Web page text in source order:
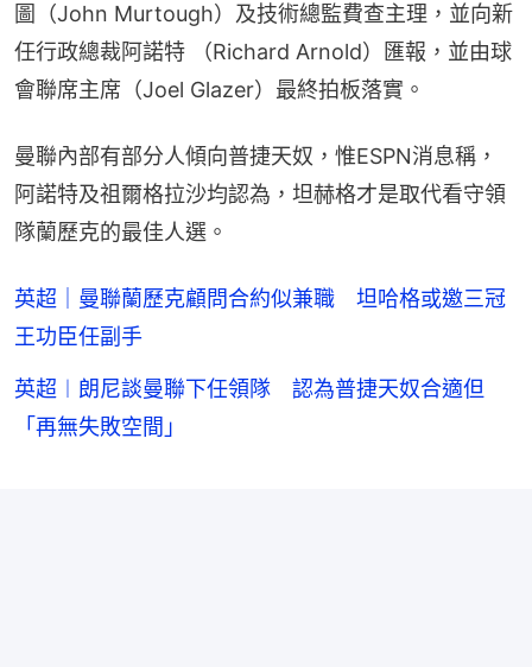
圖（John Murtough）及技術總監費查主理，並向新
任行政總裁阿諾特 （Richard Arnold）匯報，並由球
會聯席主席（Joel Glazer）最終拍板落實。
曼聯內部有部分人傾向普捷天奴，惟ESPN消息稱，
阿諾特及祖爾格拉沙均認為，坦赫格才是取代看守領
隊蘭歷克的最佳人選。
英超｜曼聯蘭歷克顧問合約似兼職 坦哈格或邀三冠
王功臣任副手
英超︱朗尼談曼聯下任領隊 認為普捷天奴合適但
「再無失敗空間」